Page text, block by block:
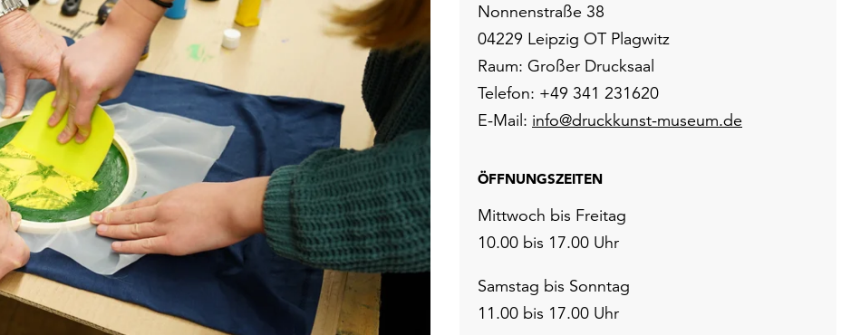
Nonnenstraße 38
04229 Leipzig OT Plagwitz
Raum: Großer Drucksaal
Telefon: +49 341 231620
E-Mail: info@druckkunst-museum.de
ÖFFNUNGSZEITEN
Mittwoch bis Freitag
10.00 bis 17.00 Uhr
Samstag bis Sonntag
11.00 bis 17.00 Uhr